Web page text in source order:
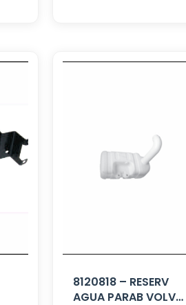
8120818 – RESERV
AGUA PARAB VOLVO